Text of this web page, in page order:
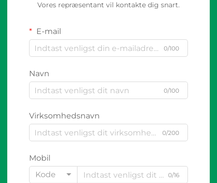
Vores repræsentant vil kontakte dig snart.
E-mail
0/100
Navn
0/100
Virksomhedsnavn
0/200
Mobil
Kode
0/16